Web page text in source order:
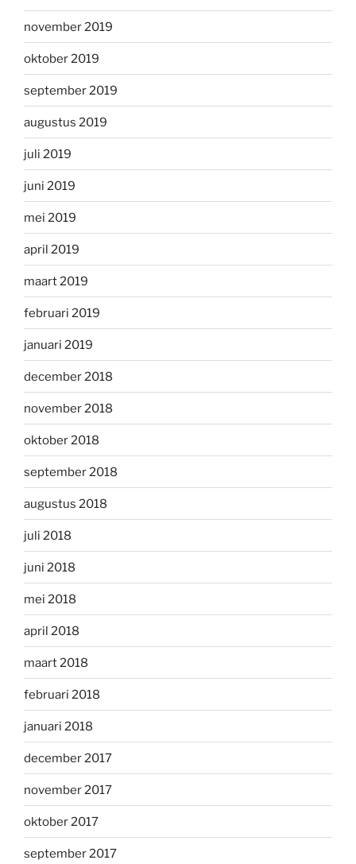
november 2019
oktober 2019
september 2019
augustus 2019
juli 2019
juni 2019
mei 2019
april 2019
maart 2019
februari 2019
januari 2019
december 2018
november 2018
oktober 2018
september 2018
augustus 2018
juli 2018
juni 2018
mei 2018
april 2018
maart 2018
februari 2018
januari 2018
december 2017
november 2017
oktober 2017
september 2017